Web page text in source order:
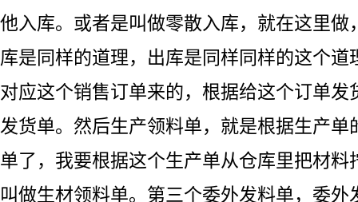
他入库。或者是叫做零散入库，就在这里做
库是同样的道理，出库是同样同样的这个道
对应这个销售订单来的，根据给这个订单发
发货单。然后生产领料单，就是根据生产单
单了，我要根据这个生产单从仓库里把材料
叫做生材领料单。第三个委外发料单，委外